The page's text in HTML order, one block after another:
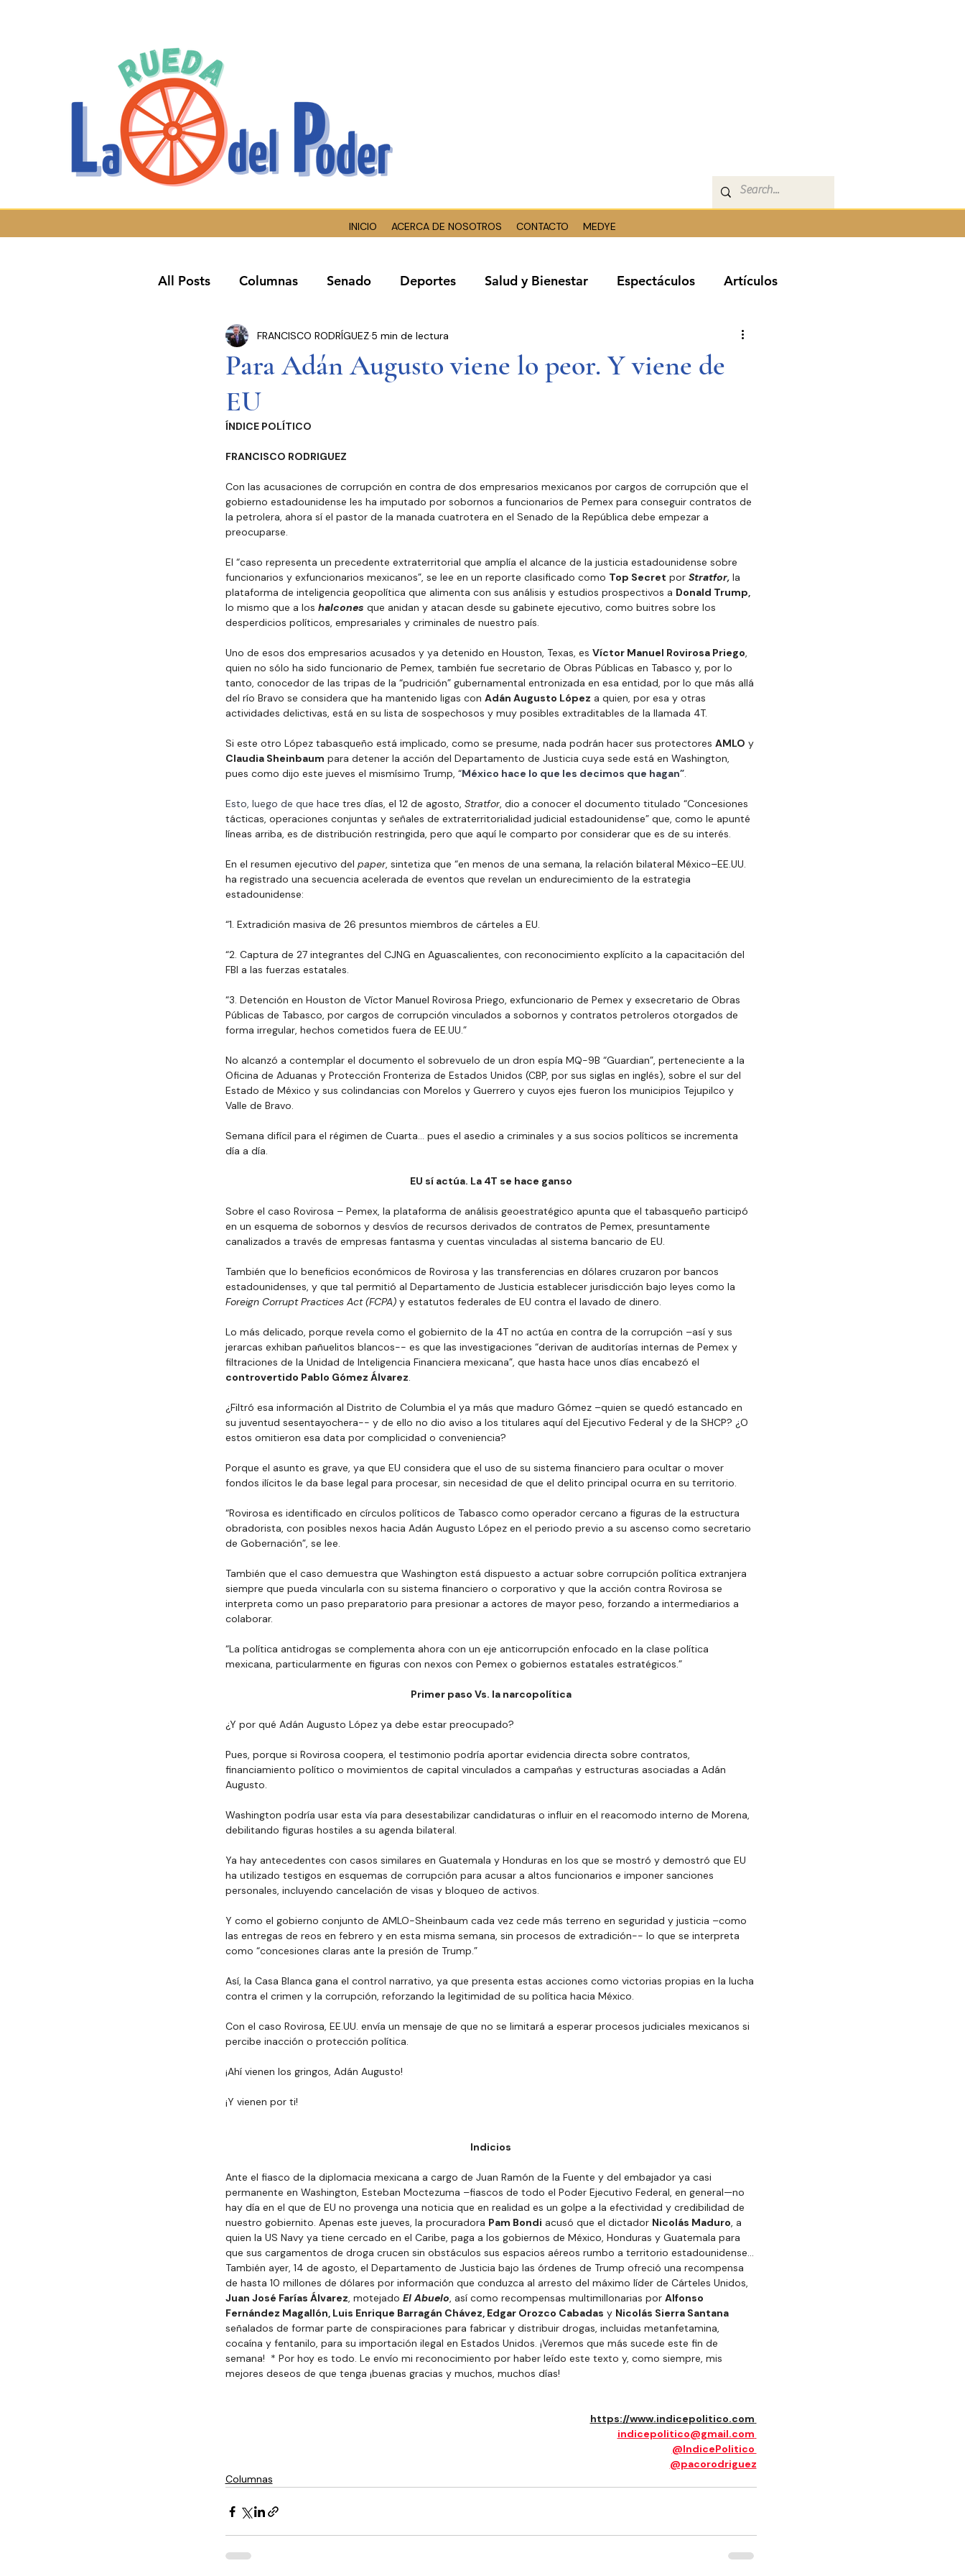
INICIO ACERCA DE NOSOTROS CONTACTO MEDYE
All Posts Columnas Senado Deportes Salud y Bienestar Espectáculos Artículos
Congreso Cdmx Presidencia Entrevistas
Seguridad Pública
Estados y Municipios Partidos Políticos
Para Adán Augusto viene lo peor. Y viene de
EU
FRANCISCO RODRÍGUEZ 5 min de lectura
ÍNDICE POLÍTICO
FRANCISCO RODRIGUEZ
Con las acusaciones de corrupción en contra de dos empresarios mexicanos por cargos de corrupción que el
gobierno estadounidense les ha imputado por sobornos a funcionarios de Pemex para conseguir contratos de
la petrolera, ahora sí el pastor de la manada cuatrotera en el Senado de la República debe empezar a
preocuparse.
El “caso representa un precedente extraterritorial que amplía el alcance de la justicia estadounidense sobre
funcionarios y exfuncionarios mexicanos”, se lee en un reporte clasificado como Top Secret por Stratfor, la
plataforma de inteligencia geopolítica que alimenta con sus análisis y estudios prospectivos a Donald Trump,
lo mismo que a los halcones que anidan y atacan desde su gabinete ejecutivo, como buitres sobre los
desperdicios políticos, empresariales y criminales de nuestro país.
Uno de esos dos empresarios acusados y ya detenido en Houston, Texas, es Víctor Manuel Rovirosa Priego,
quien no sólo ha sido funcionario de Pemex, también fue secretario de Obras Públicas en Tabasco y, por lo
tanto, conocedor de las tripas de la “pudrición” gubernamental entronizada en esa entidad, por lo que más allá
del río Bravo se considera que ha mantenido ligas con Adán Augusto López a quien, por esa y otras
actividades delictivas, está en su lista de sospechosos y muy posibles extraditables de la llamada 4T.
Si este otro López tabasqueño está implicado, como se presume, nada podrán hacer sus protectores AMLO y
Claudia Sheinbaum para detener la acción del Departamento de Justicia cuya sede está en Washington,
pues como dijo este jueves el mismísimo Trump, “México hace lo que les decimos que hagan”.
Esto, luego de que hace tres días, el 12 de agosto, Stratfor, dio a conocer el documento titulado “Concesiones
tácticas, operaciones conjuntas y señales de extraterritorialidad judicial estadounidense” que, como le apunté
líneas arriba, es de distribución restringida, pero que aquí le comparto por considerar que es de su interés.
En el resumen ejecutivo del paper, sintetiza que “en menos de una semana, la relación bilateral México–EE.UU.
ha registrado una secuencia acelerada de eventos que revelan un endurecimiento de la estrategia
estadounidense:
“1. Extradición masiva de 26 presuntos miembros de cárteles a EU.
“2. Captura de 27 integrantes del CJNG en Aguascalientes, con reconocimiento explícito a la capacitación del
FBI a las fuerzas estatales.
“3. Detención en Houston de Víctor Manuel Rovirosa Priego, exfuncionario de Pemex y exsecretario de Obras
Públicas de Tabasco, por cargos de corrupción vinculados a sobornos y contratos petroleros otorgados de
forma irregular, hechos cometidos fuera de EE.UU.”
No alcanzó a contemplar el documento el sobrevuelo de un dron espía MQ-9B “Guardian”, perteneciente a la
Oficina de Aduanas y Protección Fronteriza de Estados Unidos (CBP, por sus siglas en inglés), sobre el sur del
Estado de México y sus colindancias con Morelos y Guerrero y cuyos ejes fueron los municipios Tejupilco y
Valle de Bravo.
Semana difícil para el régimen de Cuarta… pues el asedio a criminales y a sus socios políticos se incrementa
día a día.
EU sí actúa. La 4T se hace ganso
Sobre el caso Rovirosa – Pemex, la plataforma de análisis geoestratégico apunta que el tabasqueño participó
en un esquema de sobornos y desvíos de recursos derivados de contratos de Pemex, presuntamente
canalizados a través de empresas fantasma y cuentas vinculadas al sistema bancario de EU.
También que lo beneficios económicos de Rovirosa y las transferencias en dólares cruzaron por bancos
estadounidenses, y que tal permitió al Departamento de Justicia establecer jurisdicción bajo leyes como la
Foreign Corrupt Practices Act (FCPA) y estatutos federales de EU contra el lavado de dinero.
Lo más delicado, porque revela como el gobiernito de la 4T no actúa en contra de la corrupción –así y sus
jerarcas exhiban pañuelitos blancos-- es que las investigaciones “derivan de auditorías internas de Pemex y
filtraciones de la Unidad de Inteligencia Financiera mexicana”, que hasta hace unos días encabezó el
controvertido Pablo Gómez Álvarez.
¿Filtró esa información al Distrito de Columbia el ya más que maduro Gómez –quien se quedó estancado en
su juventud sesentayochera-- y de ello no dio aviso a los titulares aquí del Ejecutivo Federal y de la SHCP? ¿O
estos omitieron esa data por complicidad o conveniencia?
Porque el asunto es grave, ya que EU considera que el uso de su sistema financiero para ocultar o mover
fondos ilícitos le da base legal para procesar, sin necesidad de que el delito principal ocurra en su territorio.
“Rovirosa es identificado en círculos políticos de Tabasco como operador cercano a figuras de la estructura
obradorista, con posibles nexos hacia Adán Augusto López en el periodo previo a su ascenso como secretario
de Gobernación”, se lee.
También que el caso demuestra que Washington está dispuesto a actuar sobre corrupción política extranjera
siempre que pueda vincularla con su sistema financiero o corporativo y que la acción contra Rovirosa se
interpreta como un paso preparatorio para presionar a actores de mayor peso, forzando a intermediarios a
colaborar.
“La política antidrogas se complementa ahora con un eje anticorrupción enfocado en la clase política
mexicana, particularmente en figuras con nexos con Pemex o gobiernos estatales estratégicos.”
Primer paso Vs. la narcopolítica
¿Y por qué Adán Augusto López ya debe estar preocupado?
Pues, porque si Rovirosa coopera, el testimonio podría aportar evidencia directa sobre contratos,
financiamiento político o movimientos de capital vinculados a campañas y estructuras asociadas a Adán
Augusto.
Washington podría usar esta vía para desestabilizar candidaturas o influir en el reacomodo interno de Morena,
debilitando figuras hostiles a su agenda bilateral.
Ya hay antecedentes con casos similares en Guatemala y Honduras en los que se mostró y demostró que EU
ha utilizado testigos en esquemas de corrupción para acusar a altos funcionarios e imponer sanciones
personales, incluyendo cancelación de visas y bloqueo de activos.
Y como el gobierno conjunto de AMLO-Sheinbaum cada vez cede más terreno en seguridad y justicia –como
las entregas de reos en febrero y en esta misma semana, sin procesos de extradición-- lo que se interpreta
como “concesiones claras ante la presión de Trump.”
Así, la Casa Blanca gana el control narrativo, ya que presenta estas acciones como victorias propias en la lucha
contra el crimen y la corrupción, reforzando la legitimidad de su política hacia México.
Con el caso Rovirosa, EE.UU. envía un mensaje de que no se limitará a esperar procesos judiciales mexicanos si
percibe inacción o protección política.
¡Ahí vienen los gringos, Adán Augusto!
¡Y vienen por ti!
Indicios
Ante el fiasco de la diplomacia mexicana a cargo de Juan Ramón de la Fuente y del embajador ya casi
permanente en Washington, Esteban Moctezuma –fiascos de todo el Poder Ejecutivo Federal, en general—no
hay día en el que de EU no provenga una noticia que en realidad es un golpe a la efectividad y credibilidad de
nuestro gobiernito. Apenas este jueves, la procuradora Pam Bondi acusó que el dictador Nicolás Maduro, a
quien la US Navy ya tiene cercado en el Caribe, paga a los gobiernos de México, Honduras y Guatemala para
que sus cargamentos de droga crucen sin obstáculos sus espacios aéreos rumbo a territorio estadounidense…
También ayer, 14 de agosto, el Departamento de Justicia bajo las órdenes de Trump ofreció una recompensa
de hasta 10 millones de dólares por información que conduzca al arresto del máximo líder de Cárteles Unidos,
Juan José Farías Álvarez, motejado El Abuelo, así como recompensas multimillonarias por Alfonso
Fernández Magallón, Luis Enrique Barragán Chávez, Edgar Orozco Cabadas y Nicolás Sierra Santana
señalados de formar parte de conspiraciones para fabricar y distribuir drogas, incluidas metanfetamina,
cocaína y fentanilo, para su importación ilegal en Estados Unidos. ¡Veremos que más sucede este fin de
semana! * Por hoy es todo. Le envío mi reconocimiento por haber leído este texto y, como siempre, mis
mejores deseos de que tenga ¡buenas gracias y muchos, muchos días!
https://www.indicepolitico.com
indicepolitico@gmail.com
@IndicePolitico
@pacorodriguez
Columnas